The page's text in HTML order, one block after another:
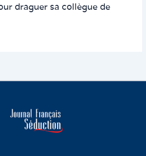
draguer sa collègue de